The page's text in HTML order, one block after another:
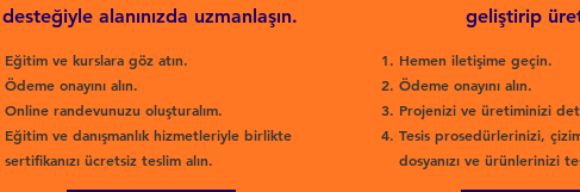
desteğiyle alanınızda uzmanlaşın.
Eğitim ve kurslara göz atın.
Ödeme onayını alın.
Online randevunuzu oluşturalım.
Eğitim ve danışmanlık hizmetleriyle birlikte
sertifikanızı ücretsiz teslim alın.
Hemen iletişime geçin.
Ödeme onayını alın.
Projenizi ve üretiminizi
Tesis prosedürlerinizi,
dosyanızı ve ürünlerinizi
geliştirip